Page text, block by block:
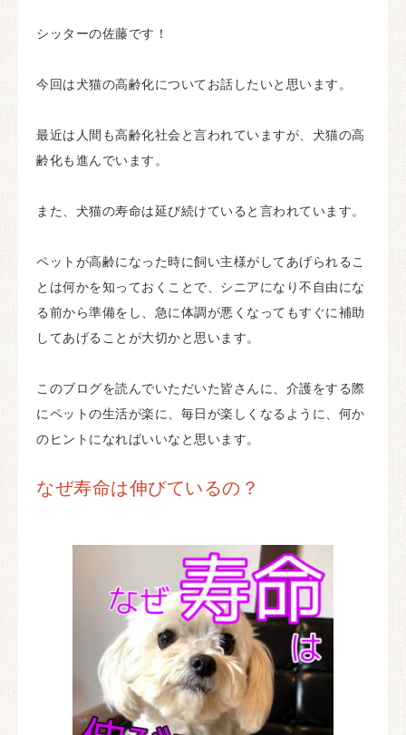
シッターの佐藤です！
今回は犬猫の高齢化についてお話したいと思います。
最近は人間も高齢化社会と言われていますが、犬猫の高
齢化も進んでいます。
また、犬猫の寿命は延び続けていると言われています。
ペットが高齢になった時に飼い主様がしてあげられるこ
とは何かを知っておくことで、シニアになり不自由にな
る前から準備をし、急に体調が悪くなってもすぐに補助
してあげることが大切かと思います。
このブログを読んでいただいた皆さんに、介護をする際
にペットの生活が楽に、毎日が楽しくなるように、何か
のヒントになればいいなと思います。
なぜ寿命は伸びているの？